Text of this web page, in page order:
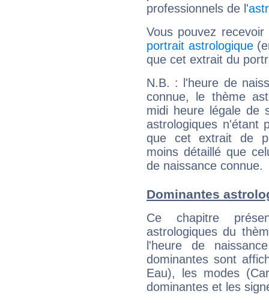
professionnels de l'
Vous pouvez
portrait astrologique
que cet extrait du
N.B. : l'heure de
connue, le thème
midi heure légale de
astrologiques n'étant
que cet extrait de
moins détaillé que
de naissance connue.
Dominantes
Ce chapitre
astrologiques du
l'heure de
dominantes sont
Eau), les modes
dominantes et les